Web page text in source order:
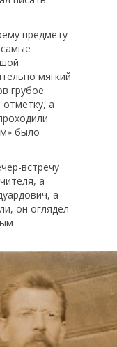
предмету
мягкий
грубое
а
было
встречу
а
а
он оглядел